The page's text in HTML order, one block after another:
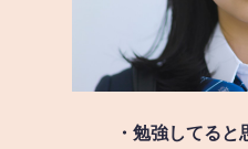
・勉強してる